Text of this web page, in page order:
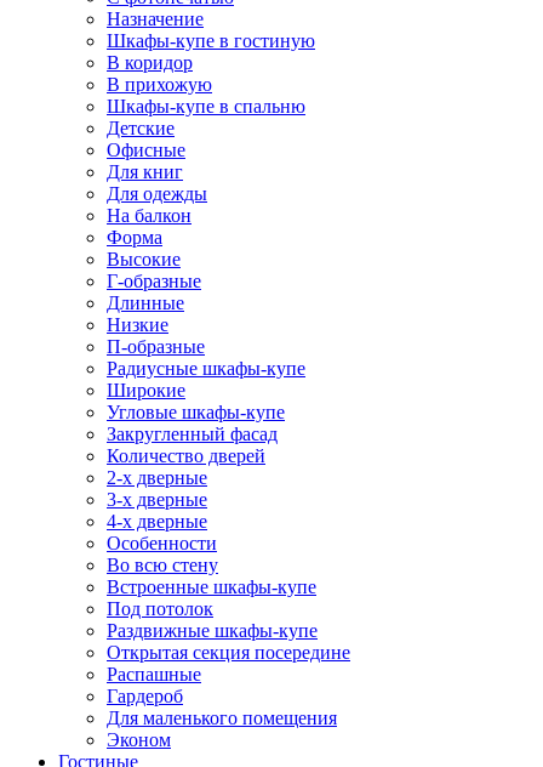
Назначение
Шкафы-купе в гостиную
В коридор
В прихожую
Шкафы-купе в спальню
Детские
Офисные
Для книг
Для одежды
На балкон
Форма
Высокие
Г-образные
Длинные
Низкие
П-образные
Радиусные шкафы-купе
Широкие
Угловые шкафы-купе
Закругленный фасад
Количество дверей
2-х дверные
3-х дверные
4-х дверные
Особенности
Во всю стену
Встроенные шкафы-купе
Под потолок
Раздвижные шкафы-купе
Открытая секция посередине
Распашные
Гардероб
Для маленького помещения
Эконом
Гостиные